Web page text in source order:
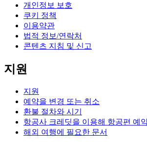
개인정보 보호
쿠키 정책
이용약관
법적 정보/연락처
콘텐츠 지침 및 신고
지원
지원
예약을 변경 또는 취소
환불 절차와 시기
항공사 크레딧을 이용해 항공편 예
해외 여행에 필요한 문서